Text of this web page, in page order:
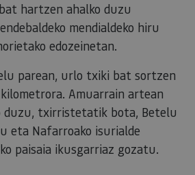
hartzen ahalko duzu
mendialdeko hiru
edozeinetan.
parean, urlo txiki bat sortzen
Amuarrain artean
duzu, txirristetatik bota, Betelu
eta Nafarroako isurialde
paisaia ikusgarriaz gozatu.